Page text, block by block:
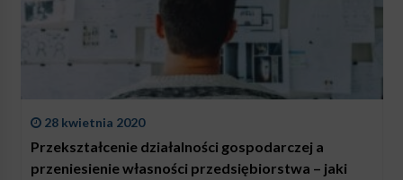
28 kwietnia 2020
Przekształcenie działalności gospodarczej a
przeniesienie własności przedsiębiorstwa – jaki